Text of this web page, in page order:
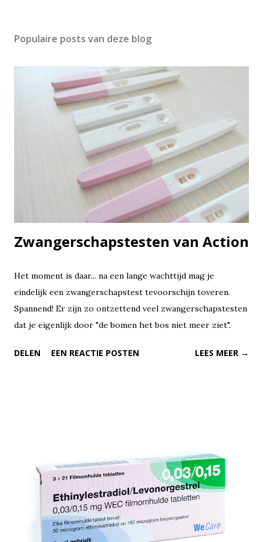
Populaire posts van deze blog
Zwangerschapstesten van Action
Het moment is daar... na een lange wachttijd mag je
eindelijk een zwangerschapstest tevoorschijn toveren.
Spannend! Er zijn zo ontzettend veel zwangerschapstesten
dat je eigenlijk door "de bomen het bos niet meer ziet".
DELEN EEN REACTIE POSTEN LEES MEER →